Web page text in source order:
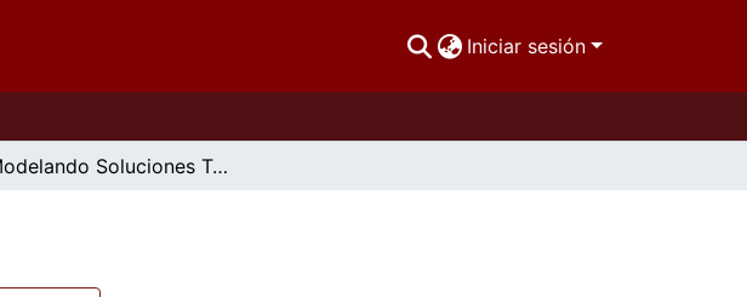
Iniciar sesión
Modelando Soluciones Tecnológicas